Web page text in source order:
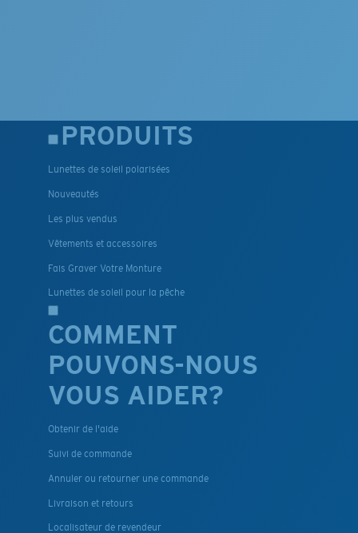
PRODUITS
Lunettes de soleil polarisées
Nouveautés
Les plus vendus
Vêtements et accessoires
Fais Graver Votre Monture
Lunettes de soleil pour la pêche
COMMENT
POUVONS-NOUS
VOUS AIDER?
Obtenir de l'aide
Suivi de commande
Annuler ou retourner une commande
Livraison et retours
Localisateur de revendeur